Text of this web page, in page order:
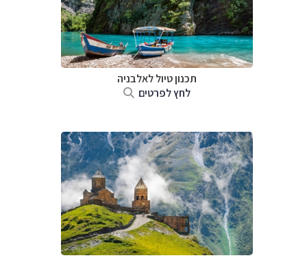
תכנון טיול לאלבניה
לחץ לפרטים